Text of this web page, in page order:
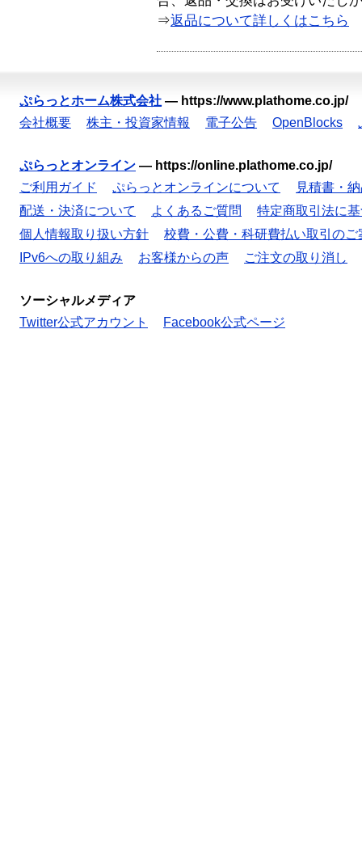
⇒返品について詳しくはこちら
ぷらっとホーム株式会社 — https://www.plathome.co.jp/
会社概要
株主・投資家情報 電子公告 OpenBlocks
ぷらっとオンライン — https://online.plathome.co.jp/
ご利用ガイド
ぷらっとオンラインについて
見積書・
配送・決済について
よくあるご質問
特定商取引法に
個人情報取り扱い方針
校費・公費・科研費払い取引のご
IPv6への取り組み
お客様からの声 ご注文の取り消し
ソーシャルメディア
Twitter公式アカウント
Facebook公式ページ